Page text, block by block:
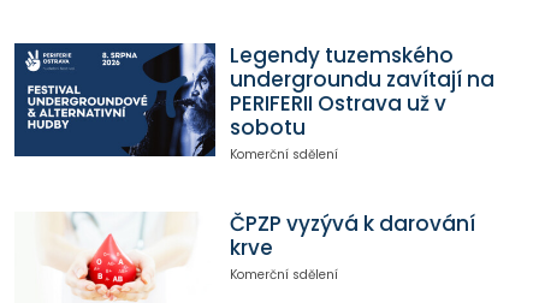
Legendy tuzemského
undergroundu zavítají na
PERIFERII Ostrava už v
sobotu
Komerční sdělení
ČPZP vyzývá k darování
krve
Komerční sdělení